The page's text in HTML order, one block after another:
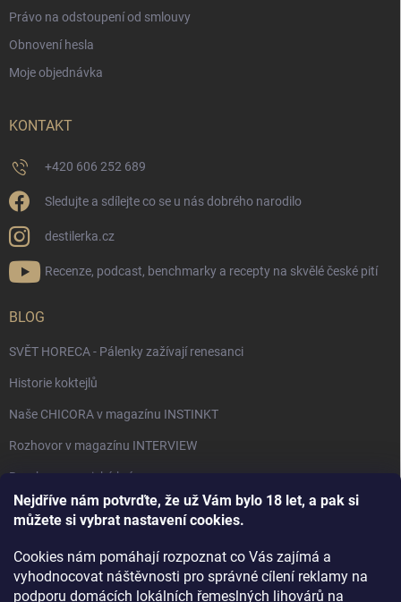
Nejdříve nám potvrďte, že už Vám bylo 18 let, a pak si
můžete si vybrat nastavení cookies.
Cookies nám pomáhají rozpoznat co Vás zajímá a
vyhodnocovat náštěvnosti pro správné cílení reklamy na
podporu domácích lokálních řemeslných lihovárů na
Právo na odstoupení od smlouvy
Obnovení hesla
Moje objednávka
KONTAKT
+420 606 252 689
Sledujte a sdílejte co se u nás dobrého narodilo
destilerka.cz
Recenze, podcast, benchmarky a recepty na skvělé české pití
BLOG
SVĚT HORECA - Pálenky zažívají renesanci
Historie koktejlů
Naše CHICORA v magazínu INSTINKT
Rozhovor v magazínu INTERVIEW
Bourbon, americká krása.
Napsali v TÝDNU o naší práci
Rozhovor s DESTILERKA.CZ v magazínu DRINKING-CAT